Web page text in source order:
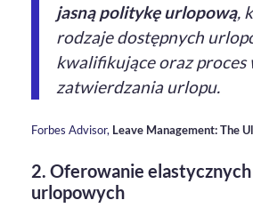
jasną politykę urlopową,
rodzaje dostępnych
kwalifikujące oraz proces
zatwierdzania urlopu.
Forbes Advisor, Leave Management: The
2. Oferowanie
urlopowych